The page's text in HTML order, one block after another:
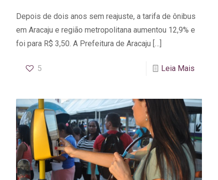
Depois de dois anos sem reajuste, a tarifa de ônibus
em Aracaju e região metropolitana aumentou 12,9% e
foi para R$ 3,50. A Prefeitura de Aracaju […]
5 Leia Mais